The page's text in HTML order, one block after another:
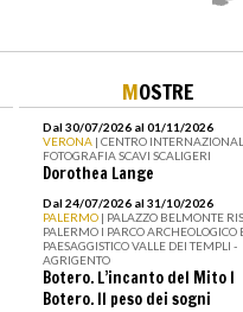
MOSTRE
Dal 30/07/2026 al 01/11/2026
VERONA | CENTRO
FOTOGRAFIA SCAVI SCALIGERI
Dorothea Lange
Dal 24/07/2026 al 31/10/2026
PALERMO | PALAZZO BELMONTE
PALERMO I PARCO ARCHEOLOGICO
PAESAGGISTICO VALLE DEI TEMPLI -
AGRIGENTO
Botero. L’incanto del Mito I
Botero. Il peso dei sogni